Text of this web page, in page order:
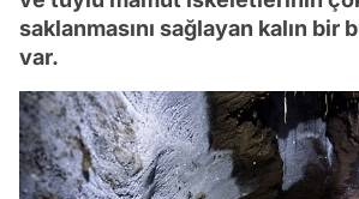
saklanmasını sağlayan kalın bir
var.